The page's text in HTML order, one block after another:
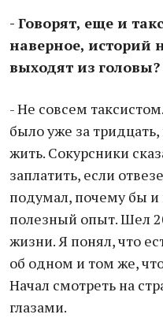
- Говорят, еще и
наверное, историй
выходят из головы?
- Не совсем
было уже за
жить. Сокурсники
заплатить, если
подумал, почему бы и
полезный опыт. Шел
жизни. Я понял, что
об одном и том же,
Начал смотреть на
глазами.